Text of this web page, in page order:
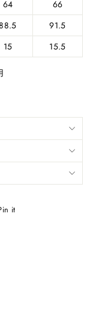
64
66
91.5
15 15.5
it